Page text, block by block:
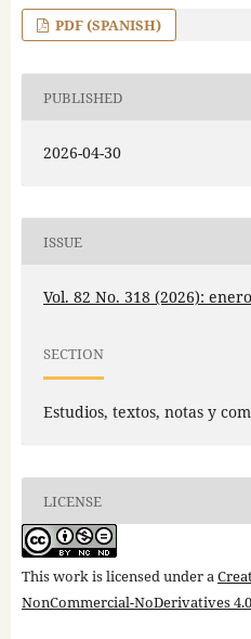
PDF (SPANISH)
PUBLISHED
2026-04-30
ISSUE
Vol. 82 No. 318 (2026):
SECTION
Estudios, textos, notas y
LICENSE
This work is licensed under a
NonCommercial-NoDerivatives